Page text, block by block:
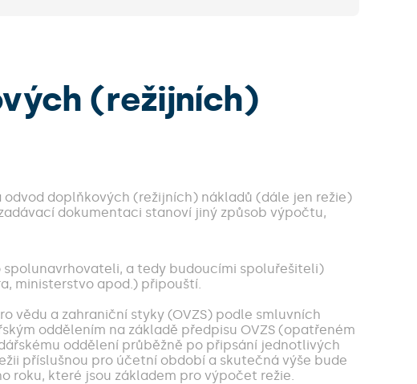
(režijních)
doplňkových (režijních) nákladů (dále jen režie)
dokumentaci stanoví jiný způsob výpočtu,
a tedy budoucími spoluřešiteli)
ministerstvo apod.) připouští.
vědu a zahraniční styky (OVZS) podle smluvních
oddělením na základě předpisu OVZS (opatřeném
oddělení průběžně po připsání jednotlivých
příslušnou pro účetní období a skutečná výše bude
roku, které jsou základem pro výpočet režie.